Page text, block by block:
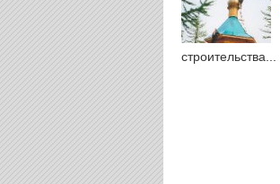
строительства...